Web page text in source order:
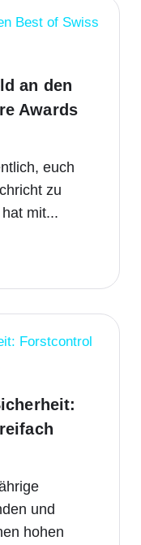
an den
Awards
euch
zu
mit...
und
hohen